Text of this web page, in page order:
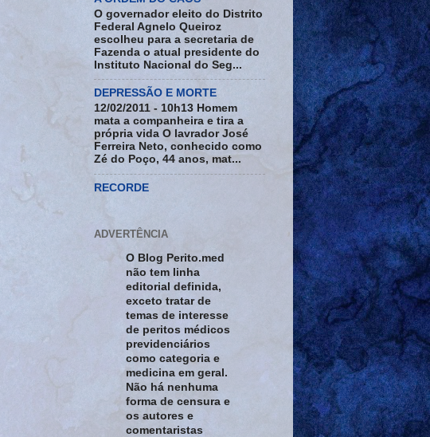
O governador eleito do Distrito
Federal Agnelo Queiroz
escolheu para a secretaria de
Fazenda o atual presidente do
Instituto Nacional do Seg...
DEPRESSÃO E MORTE
12/02/2011 - 10h13 Homem
mata a companheira e tira a
própria vida O lavrador José
Ferreira Neto, conhecido como
Zé do Poço, 44 anos, mat...
RECORDE
ADVERTÊNCIA
O Blog Perito.med
não tem linha
editorial definida,
exceto tratar de
temas de interesse
de peritos médicos
previdenciários
como categoria e
medicina em geral.
Não há nenhuma
forma de censura e
os autores e
comentaristas